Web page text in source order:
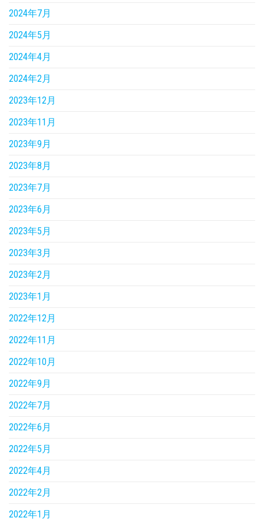
2024年7月
2024年5月
2024年4月
2024年2月
2023年12月
2023年11月
2023年9月
2023年8月
2023年7月
2023年6月
2023年5月
2023年3月
2023年2月
2023年1月
2022年12月
2022年11月
2022年10月
2022年9月
2022年7月
2022年6月
2022年5月
2022年4月
2022年2月
2022年1月